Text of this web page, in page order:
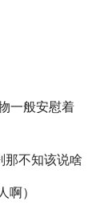
一般安慰着
那不知该说啥
啊）